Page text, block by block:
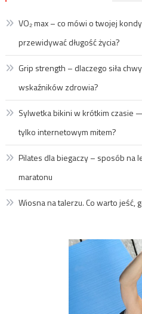
VO₂ max – co mówi o twojej
przewidywać długość życia?
Grip strength – dlaczego siła
wskaźników zdrowia?
Sylwetka bikini w krótkim czasie
tylko internetowym mitem?
Pilates dla biegaczy – sposób na
maratonu
Wiosna na talerzu. Co warto jeść,